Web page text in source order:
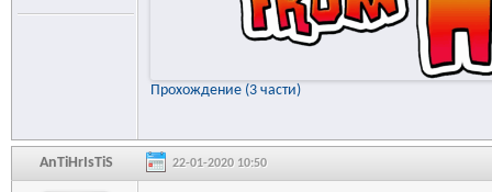
Прохождение (3 части)
AnTiHrIsTiS 22-01-2020 10:50